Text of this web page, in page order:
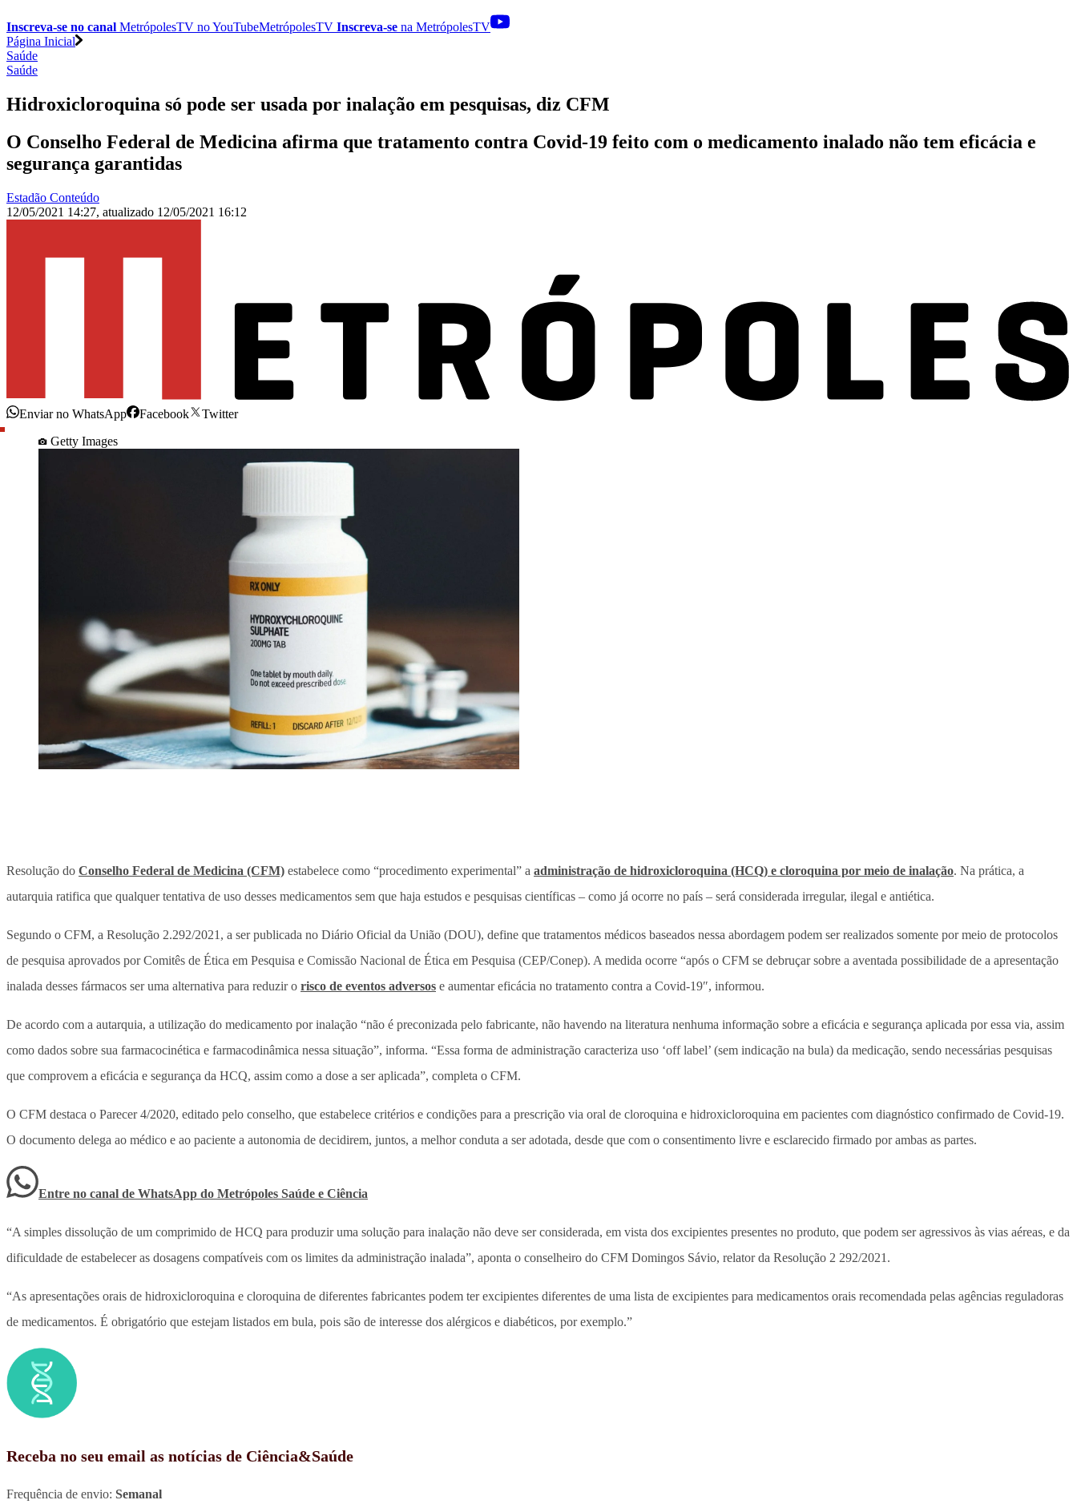
Inscreva-se no canal MetrópolesTV noYouTubeMetrópolesTV Inscreva-se na MetrópolesTV
Página Inicial
Saúde
Saúde
Hidroxicloroquina só pode ser usada por inalação em pesquisas, diz CFM
O Conselho Federal de Medicina afirma que tratamento contra Covid-19 feito com o medicamento inalado não tem eficácia e
segurança garantidas
Estadão Conteúdo
12/05/2021 14:27, atualizado 12/05/2021 16:12
Enviar no WhatsApp Facebook
Twitter
Getty Images
Resolução do Conselho Federal de Medicina (CFM) estabelece como “procedimento experimental” a administração de hidroxicloroquina (HCQ) e cloroquina por meio de inalação. Na prática, a
autarquia ratifica que qualquer tentativa de uso desses medicamentos sem que haja estudos e pesquisas científicas – como já ocorre no país – será considerada irregular, ilegal e antiética.
Segundo o CFM, a Resolução 2.292/2021, a ser publicada no Diário Oficial da União (DOU), define que tratamentos médicos baseados nessa abordagem podem ser realizados somente por meio de protocolos
de pesquisa aprovados por Comitês de Ética em Pesquisa e Comissão Nacional de Ética em Pesquisa (CEP/Conep). A medida ocorre “após o CFM se debruçar sobre a aventada possibilidade de a apresentação
inalada desses fármacos ser uma alternativa para reduzir o risco de eventos adversos e aumentar eficácia no tratamento contra a Covid-19″, informou.
De acordo com a autarquia, a utilização do medicamento por inalação “não é preconizada pelo fabricante, não havendo na literatura nenhuma informação sobre a eficácia e segurança aplicada por essa via, assim
como dados sobre sua farmacocinética e farmacodinâmica nessa situação”, informa. “Essa forma de administração caracteriza uso ‘off label’ (sem indicação na bula) da medicação, sendo necessárias pesquisas
que comprovem a eficácia e segurança da HCQ, assim como a dose a ser aplicada”, completa o CFM.
O CFM destaca o Parecer 4/2020, editado pelo conselho, que estabelece critérios e condições para a prescrição via oral de cloroquina e hidroxicloroquina em pacientes com diagnóstico confirmado de Covid-19.
O documento delega ao médico e ao paciente a autonomia de decidirem, juntos, a melhor conduta a ser adotada, desde que com o consentimento livre e esclarecido firmado por ambas as partes.
Entre no canal de WhatsApp do Metrópoles Saúde e Ciência
“A simples dissolução de um comprimido de HCQ para produzir uma solução para inalação não deve ser considerada, em vista dos excipientes presentes no produto, que podem ser agressivos às vias aéreas, e da
dificuldade de estabelecer as dosagens compatíveis com os limites da administração inalada”, aponta o conselheiro do CFM Domingos Sávio, relator da Resolução 2 292/2021.
“As apresentações orais de hidroxicloroquina e cloroquina de diferentes fabricantes podem ter excipientes diferentes de uma lista de excipientes para medicamentos orais recomendada pelas agências reguladoras
de medicamentos. É obrigatório que estejam listados em bula, pois são de interesse dos alérgicos e diabéticos, por exemplo.”
Receba no seu email as notícias de Ciência&Saúde
Frequência de envio: Semanal